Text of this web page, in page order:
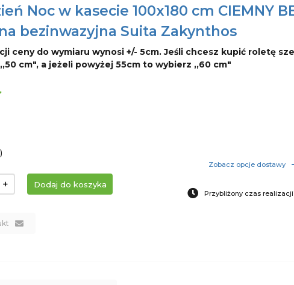
Noc w kasecie 100x180 cm CIEMNY
bezinwazyjna Suita Zakynthos
ceny do wymiaru wynosi +/- 5cm. Jeśli chcesz kupić roletę
cm", a jeżeli powyżej 55cm to wybierz ,,60 cm"
+
Zobacz opcje dostawy
Przybliżony czas